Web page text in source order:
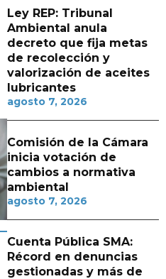
Ley REP: Tribunal
Ambiental anula
decreto que fija metas
de recolección y
valorización de aceites
lubricantes
agosto 7, 2026
Comisión de la Cámara
inicia votación de
cambios a normativa
ambiental
agosto 7, 2026
Cuenta Pública SMA:
Récord en denuncias
gestionadas y más de